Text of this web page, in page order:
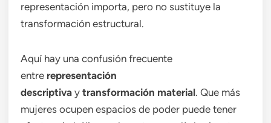
representación importa, pero no sustituye la
transformación estructural.
Aquí hay una confusión frecuente
entre representación
descriptiva y transformación material. Que más
mujeres ocupen espacios de poder puede tener